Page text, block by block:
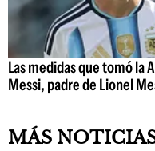
Las medidas que tomó la
Messi, padre de Lionel
MÁS